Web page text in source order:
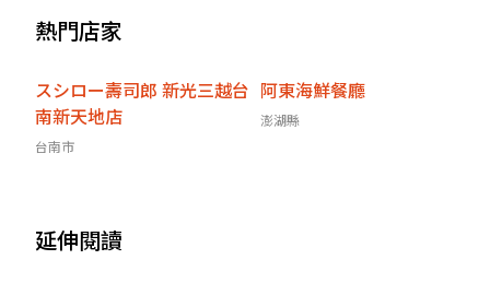
熱門店家
スシロー壽司郎 新光三越台
南新天地店
台南市
阿東海鮮餐廳
澎湖縣
延伸閱讀